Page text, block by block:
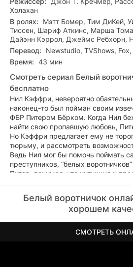
Холахан
В ролях:
Мэтт Бомер, Тим ДиКей,
Тиссен, Шариф Аткинс, Марша
Дайэнн Кэррол, Джеймс Ребхорн,
Перевод:
Newstudio, TVShows,
Время: 43 мин
Смотреть сериал Белый
бесплатно
Нил Кэффри, невероятно
наконец-то был пойман своим
ФБР Питером Бёрком. Когда Нил
найти свою пропавшую любовь,
Но Кэффри предлагает ему не
тюрьму, и рассмотреть
Ведь Нил мог бы помочь поймать
преступников, “белых
Питер, понимая, что интуиция и
соглашается.
Белый воротничок
хорошем
СМОТРЕТЬ